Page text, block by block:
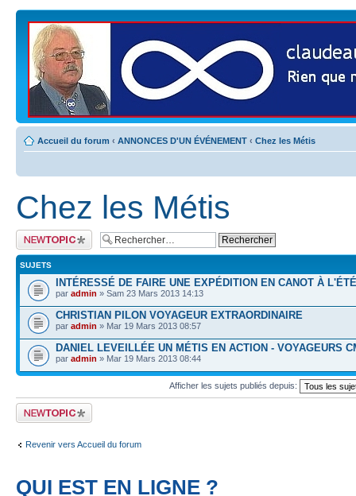
Accueil du forum ‹ ANNONCES D'UN ÉVÉNEMENT ‹ Chez les Métis
Chez les Métis
Publier un nouveau
sujet
SUJETS
INTÉRESSÉ DE FAIRE UNE EXPÉDITION EN CANOT À
par admin » Sam 23 Mars 2013 14:13
CHRISTIAN PILON VOYAGEUR EXTRAORDINAIRE
par admin » Mar 19 Mars 2013 08:57
DANIEL LEVEILLÉE UN MÉTIS EN ACTION - VOYAGEURS
par admin » Mar 19 Mars 2013 08:44
Afficher les sujets publiés depuis:
Publier un nouveau
sujet
Revenir vers Accueil du forum
QUI EST EN LIGNE ?